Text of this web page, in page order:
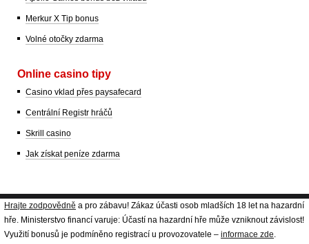
Merkur X Tip bonus
Volné otočky zdarma
Online casino tipy
Casino vklad přes paysafecard
Centrální Registr hráčů
Skrill casino
Jak získat peníze zdarma
Hrajte zodpovědně a pro zábavu! Zákaz účasti osob mladších 18 let na hazardní
hře. Ministerstvo financí varuje: Účastí na hazardní hře může vzniknout závislost!
Využití bonusů je podmíněno registrací u provozovatele – informace zde.